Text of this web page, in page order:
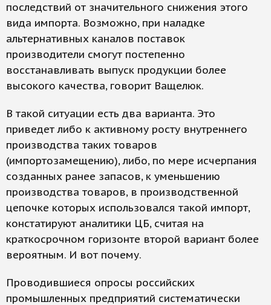
последствий от значительного снижения этого
вида импорта. Возможно, при наладке
альтернативных каналов поставок
производители смогут постепенно
восстанавливать выпуск продукции более
высокого качества, говорит Ващелюк.
В такой ситуации есть два варианта. Это
приведет либо к активному росту внутреннего
производства таких товаров
(импортозамещению), либо, по мере исчерпания
созданных ранее запасов, к уменьшению
производства товаров, в производственной
цепочке которых использовался такой импорт,
констатируют аналитики ЦБ, считая на
краткосрочном горизонте второй вариант более
вероятным. И вот почему.
Проводившиеся опросы российских
промышленных предприятий систематически